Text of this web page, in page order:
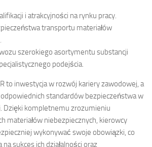
i atrakcyjności na rynku pracy.
transportu materiałów
szerokiego asortymentu substancji
podejścia.
to inwestycja w rozwój kariery zawodowej, a
standardów bezpieczeństwa w
Dzięki kompletnemu zrozumieniu
materiałów niebezpiecznych, kierowcy
wykonywać swoje obowiązki, co
sukces ich działalności oraz